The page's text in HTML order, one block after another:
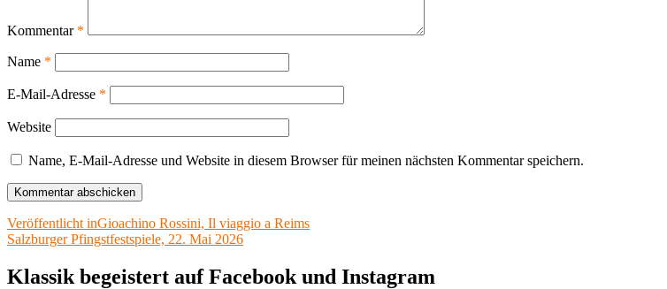
Kommentar *
Name *
E-Mail-Adresse *
Website
Name, E-Mail-Adresse und Website in diesem Browser für meinen nächsten Kommentar speichern.
Beitragsnavigation
Veröffentlicht inGioachino Rossini, Il viaggio a Reims
Salzburger Pfingstfestspiele, 22. Mai 2026
Klassik begeistert auf Facebook und Instagram